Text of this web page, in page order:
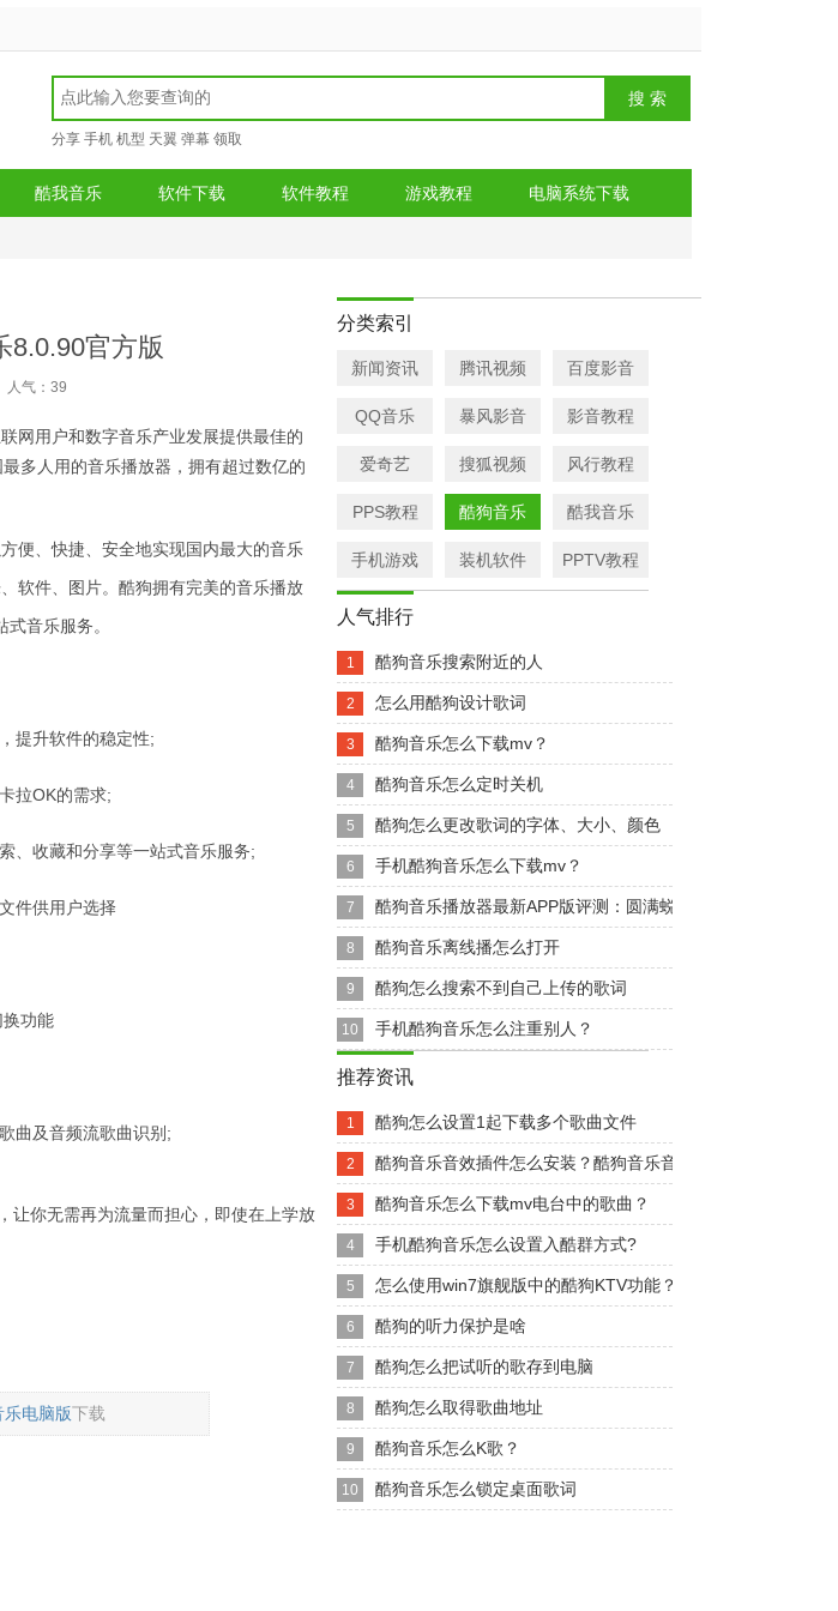
分享 手机 机型 天翼 弹幕 领取
酷我音乐 软件下载 软件教程 游戏教程 电脑系统下载
8.0.90官方版
人气： 39
网用户和数字音乐产业发展提供最佳的
多人用的音乐播放器，拥有超过数亿的
便、快捷、安全地实现国内最大的音乐
软件、图片。酷狗拥有完美的音乐播放
音乐服务。
提升软件的稳定性;
拉OK的需求;
收藏和分享等一站式音乐服务;
件供用户选择
功能
曲及音频流歌曲识别;
让你无需再为流量而担心，即使在上学放
乐电脑版下载
分类索引
新闻资讯 腾讯视频 百度影音
QQ音乐 暴风影音 影音教程
爱奇艺 搜狐视频 风行教程
PPS教程 酷狗音乐 酷我音乐
手机游戏 装机软件 PPTV教程
人气排行
1 酷狗音乐搜索附近的人
2 怎么用酷狗设计歌词
3 酷狗音乐怎么下载mv？
4 酷狗音乐怎么定时关机
5 酷狗怎么更改歌词的字体、大小、颜色
6 手机酷狗音乐怎么下载mv？
7 酷狗音乐播放器最新APP版评测：圆满蜕变体验
8 酷狗音乐离线播怎么打开
9 酷狗怎么搜索不到自己上传的歌词
10 手机酷狗音乐怎么注重别人？
推荐资讯
1 酷狗怎么设置1起下载多个歌曲文件
2 酷狗音乐音效插件怎么安装？酷狗音乐音效插件安装办法
3 酷狗音乐怎么下载mv电台中的歌曲？
4 手机酷狗音乐怎么设置入酷群方式?
5 怎么使用win7旗舰版中的酷狗KTV功能？
6 酷狗的听力保护是啥
7 酷狗怎么把试听的歌存到电脑
8 酷狗怎么取得歌曲地址
9 酷狗音乐怎么K歌？
10 酷狗音乐怎么锁定桌面歌词